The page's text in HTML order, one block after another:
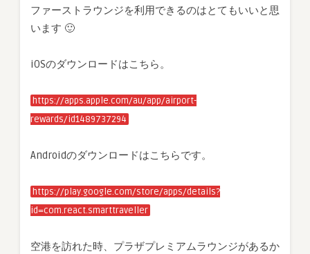
ファーストラウンジを利用できるのはとてもいいと思
います 🙂
iOSのダウンロードはこちら。
https://apps.apple.com/au/app/airport-
rewards/id1489737294
Androidのダウンロードはこちらです。
https://play.google.com/store/apps/details?
id=com.react.smarttraveller
空港を訪れた時、プラザプレミアムラウンジがあるか